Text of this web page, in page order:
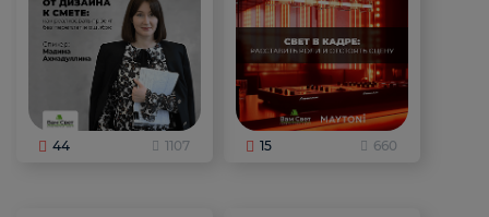
44 1107 15 660